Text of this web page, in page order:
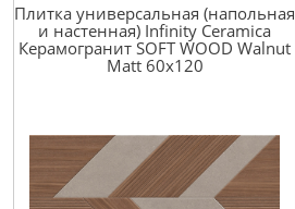
Плитка универсальная (напольная
и настенная) Infinity Ceramica
Керамогранит SOFT WOOD Walnut
Matt 60x120